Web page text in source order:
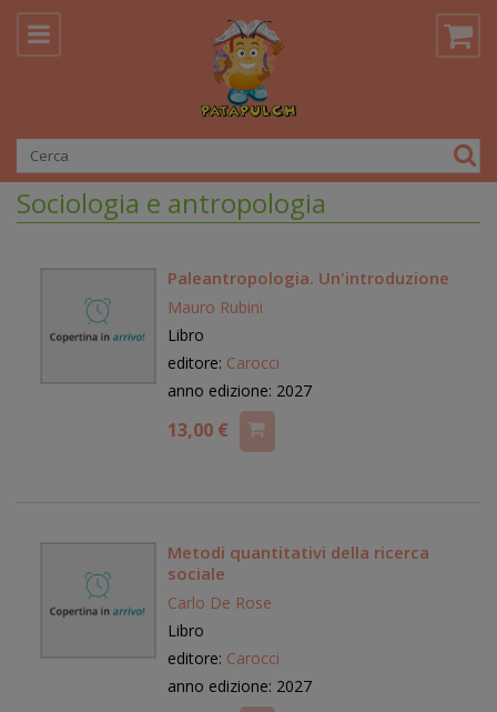
Sociologia e antropologia
Paleantropologia. Un'introduzione
Mauro Rubini
Libro
editore: Carocci
anno edizione: 2027
13,00 €
Metodi quantitativi della ricerca
sociale
Carlo De Rose
Libro
editore: Carocci
anno edizione: 2027